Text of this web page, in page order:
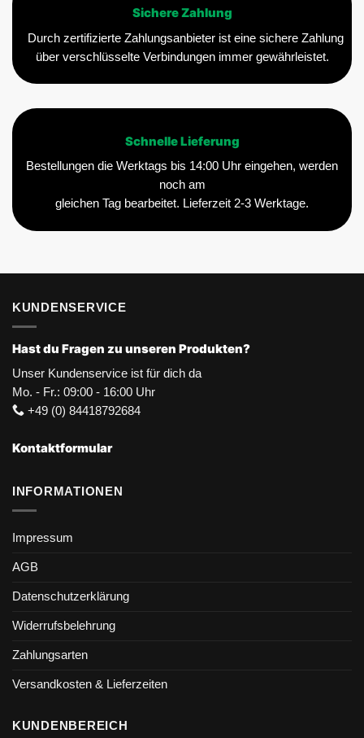
Sichere Zahlung
Durch zertifizierte Zahlungsanbieter ist eine sichere Zahlung
über verschlüsselte Verbindungen immer gewährleistet.
Schnelle Lieferung
Bestellungen die Werktags bis 14:00 Uhr eingehen, werden
noch am
gleichen Tag bearbeitet. Lieferzeit 2-3 Werktage.
KUNDENSERVICE
Hast du Fragen zu unseren Produkten?
Unser Kundenservice ist für dich da
Mo. - Fr.: 09:00 - 16:00 Uhr
+49 (0) 84418792684
Kontaktformular
INFORMATIONEN
Impressum
AGB
Datenschutzerklärung
Widerrufsbelehrung
Zahlungsarten
Versandkosten & Lieferzeiten
KUNDENBEREICH